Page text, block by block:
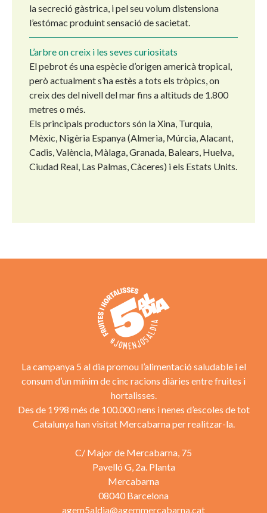
la secreció gàstrica, i pel seu volum distensiona
l’estómac produint sensació de sacietat.
L’arbre on creix i les seves curiositats
El pebrot és una espècie d’origen americà tropical,
però actualment s’ha estès a tots els tròpics, on
creix des del nivell del mar fins a altituds de 1.800
metres o més.
Els principals productors són la Xina, Turquia,
Mèxic, Nigèria Espanya (Almeria, Múrcia, Alacant,
Cadis, València, Màlaga, Granada, Balears, Huelva,
Ciudad Real, Las Palmas, Càceres) i els Estats Units.
La campanya 5 al dia promou l’alimentació saludable i el
consum d’un mínim de cinc racions diàries entre fruites i
hortalisses.
Des de 1998 més de 100.000 nens i nenes d’escoles de tot
Catalunya han visitat Mercabarna per realitzar-la.
C/ Major de Mercabarna, 75
Pavelló G, 2a. Planta
Mercabarna
08040 Barcelona
agem5aldia@agemmercabarna.cat